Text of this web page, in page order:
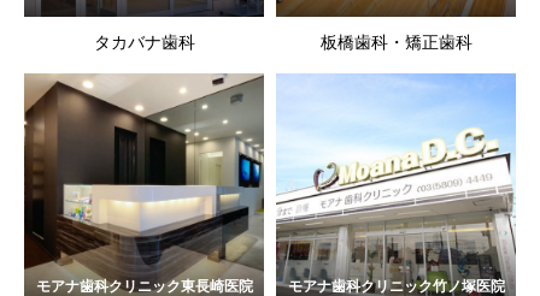
タカバナ歯科 板橋歯科・矯正歯科
モアナ歯科クリニック東長崎医院 モアナ歯科クリニック竹ノ塚医院